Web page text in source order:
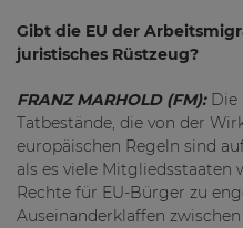
Gibt die EU der
juristisches Rüstzeug?
FRANZ MARHOLD (FM): Die
Tatbestände, die von der
europäischen Regeln sind
als es viele Mitgliedsstaaten
Rechte für EU-Bürger zu
Auseinanderklaffen